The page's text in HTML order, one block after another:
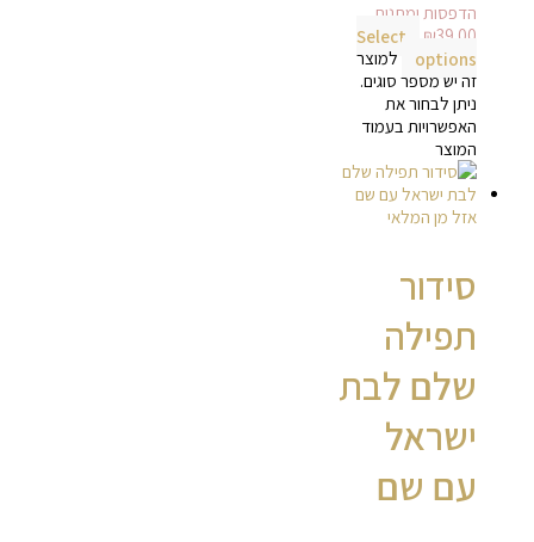
הדפסות ומתנות
₪39.00
Select
options
למוצר
זה יש מספר סוגים.
ניתן לבחור את
האפשרויות בעמוד
המוצר
אזל מן המלאי
סידור
תפילה
שלם לבת
ישראל
עם שם